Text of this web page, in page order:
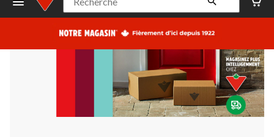
Leduc,
AB,
courament
Fermeture
à
22:00
cliquer
pour
changer
Recherche